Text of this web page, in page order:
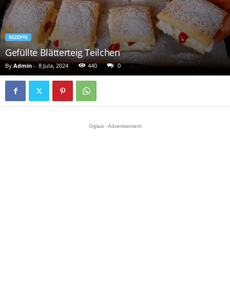
REZEPTE
Gefüllte Blätterteig Teilchen
By Admin - 8 Jula, 2024 440 0
Oglasi - Advertisement